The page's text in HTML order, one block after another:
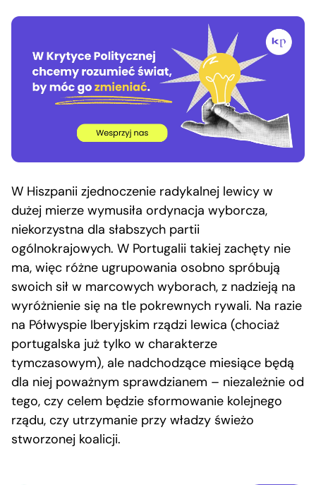
W Hiszpanii zjednoczenie radykalnej lewicy w
dużej mierze wymusiła ordynacja wyborcza,
niekorzystna dla słabszych partii
ogólnokrajowych. W Portugalii takiej zachęty nie
ma, więc różne ugrupowania osobno spróbują
swoich sił w marcowych wyborach, z nadzieją na
wyróżnienie się na tle pokrewnych rywali. Na razie
na Półwyspie Iberyjskim rządzi lewica (chociaż
portugalska już tylko w charakterze
tymczasowym), ale nadchodzące miesiące będą
dla niej poważnym sprawdzianem – niezależnie od
tego, czy celem będzie sformowanie kolejnego
rządu, czy utrzymanie przy władzy świeżo
stworzonej koalicji.